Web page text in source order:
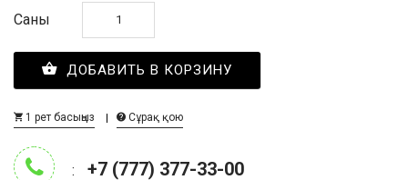
Саны
ДОБАВИТЬ В КОРЗИНУ
1 рет басыңыз Сұрақ қою
: +7 (777) 377-33-00